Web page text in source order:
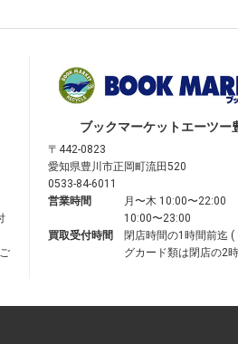
ブックマーケットエーツー
〒442-0823
愛知県豊川市正岡町流田520
0533-84-6011
営業時間
月〜木 10:00〜22:00
10:00〜23:00
買取受付時間
閉店時間の1時間前迄 (
グカード類は閉店の2